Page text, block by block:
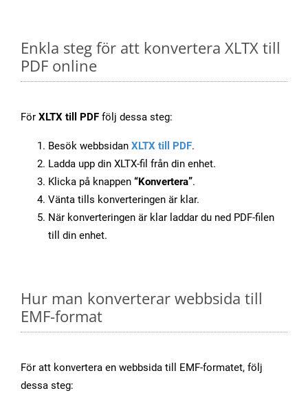
Enkla steg för att konvertera XLTX till
PDF online
För XLTX till PDF följ dessa steg:
Besök webbsidan XLTX till PDF.
Ladda upp din XLTX-fil från din enhet.
Klicka på knappen “Konvertera”.
Vänta tills konverteringen är klar.
När konverteringen är klar laddar du ned PDF-filen
till din enhet.
Hur man konverterar webbsida till
EMF-format
För att konvertera en webbsida till EMF-formatet, följ
dessa steg: